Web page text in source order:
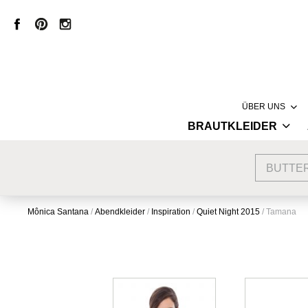
ÜBER UNS
LABEL
MÔNICA
BRAUTKLEIDER
HAUTE COUTURE
Mônica Santana / Abendkleider / Inspiration / Quiet Night 2015 / Tamana